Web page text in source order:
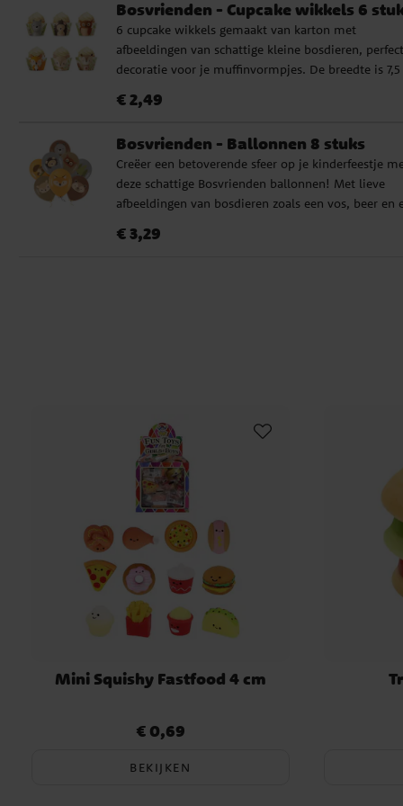
Bosvrienden - Cupcake wikkels 6
6 cupcake wikkels gemaakt van karton met
afbeeldingen van schattige kleine bosdieren,
decoratie voor je muffinvormpjes. De breedte is 7,5
Prijs :€ 2,49
€ 2,49
Bosvrienden - Ballonnen 8 stuks
Creëer een betoverende sfeer op je kinderfeestje
deze schattige Bosvrienden ballonnen! Met lieve
afbeeldingen van bosdieren zoals een vos, beer en
bevat 8 latexballonnen in een mooie
Prijs :€ 3,29
€ 3,29
Mini Squishy Fastfood 4 cm
Prijs:€ 0,69
€ 0,69
BEKIJKEN